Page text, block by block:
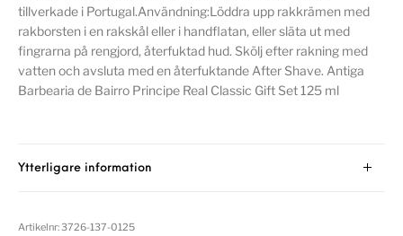
tillverkade i Portugal.Användning:Löddra upp rakkrämen med
rakborsten i en rakskål eller i handflatan, eller släta ut med
fingrarna på rengjord, återfuktad hud. Skölj efter rakning med
vatten och avsluta med en återfuktande After Shave. Antiga
Barbearia de Bairro Principe Real Classic Gift Set 125 ml
Ytterligare information
Artikelnr:3726-137-0125